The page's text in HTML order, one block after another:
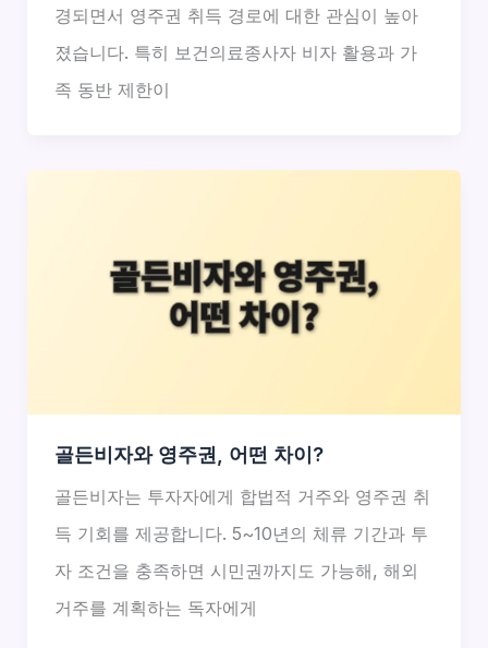
경되면서 영주권 취득 경로에 대한 관심이 높아
졌습니다. 특히 보건의료종사자 비자 활용과 가
족 동반 제한이
골든비자와 영주권, 어떤 차이?
골든비자는 투자자에게 합법적 거주와 영주권 취
득 기회를 제공합니다. 5~10년의 체류 기간과 투
자 조건을 충족하면 시민권까지도 가능해, 해외
거주를 계획하는 독자에게